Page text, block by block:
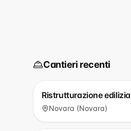
Cantieri recenti
Ristrutturazione
Novara (Novara)